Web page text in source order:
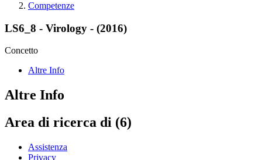
Competenze
LS6_8 - Virology - (2016)
Concetto
Altre Info
Altre Info
Area di ricerca di (6)
Assistenza
Privacy